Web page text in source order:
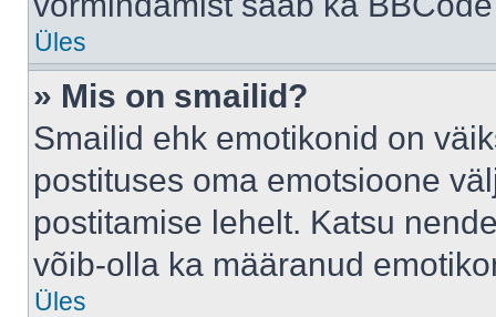
Üles
» Mis on smailid?
Smailid ehk emotikonid on
postituses oma emotsioone
postitamise lehelt. Katsu
võib-olla ka määranud
Üles